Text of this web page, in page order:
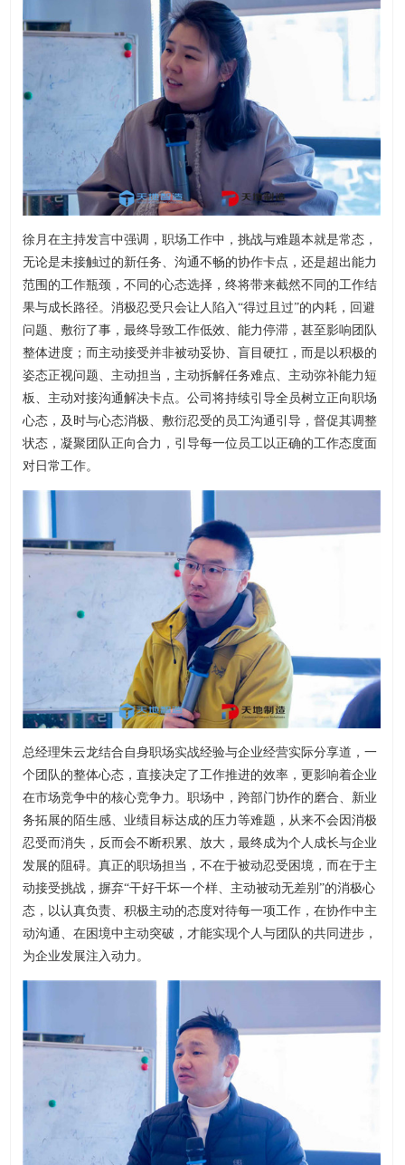
徐月在主持发言中强调，职场工作中，挑战与难题本就是常态，
无论是未接触过的新任务、沟通不畅的协作卡点，还是超出能力
范围的工作瓶颈，不同的心态选择，终将带来截然不同的工作结
果与成长路径。消极忍受只会让人陷入“得过且过”的内耗，回避
问题、敷衍了事，最终导致工作低效、能力停滞，甚至影响团队
整体进度；而主动接受并非被动妥协、盲目硬扛，而是以积极的
姿态正视问题、主动担当，主动拆解任务难点、主动弥补能力短
板、主动对接沟通解决卡点。公司将持续引导全员树立正向职场
心态，及时与心态消极、敷衍忍受的员工沟通引导，督促其调整
状态，凝聚团队正向合力，引导每一位员工以正确的工作态度面
对日常工作。
总经理朱云龙结合自身职场实战经验与企业经营实际分享道，一
个团队的整体心态，直接决定了工作推进的效率，更影响着企业
在市场竞争中的核心竞争力。职场中，跨部门协作的磨合、新业
务拓展的陌生感、业绩目标达成的压力等难题，从来不会因消极
忍受而消失，反而会不断积累、放大，最终成为个人成长与企业
发展的阻碍。真正的职场担当，不在于被动忍受困境，而在于主
动接受挑战，摒弃“干好干坏一个样、主动被动无差别”的消极心
态，以认真负责、积极主动的态度对待每一项工作，在协作中主
动沟通、在困境中主动突破，才能实现个人与团队的共同进步，
为企业发展注入动力。